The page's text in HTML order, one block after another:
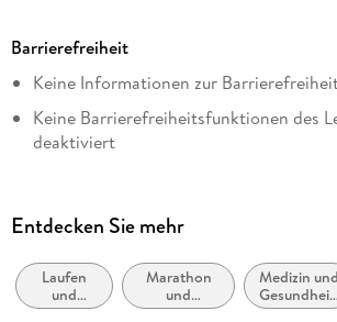
Autor/Autorin
Herbert Steffny
Verlag/Hersteller
Penguin Random House
mit Wasserzeichen versehen
Ja
Produktart
Barrierefreiheit
Keine Informationen zur
Keine Barrierefreiheitsfunktionen des
deaktiviert
Entdecken Sie mehr
Laufen
und
Joggen
Marathon
und
Geländelauf
Medizin und
Gesundheit:
Ratgeber,